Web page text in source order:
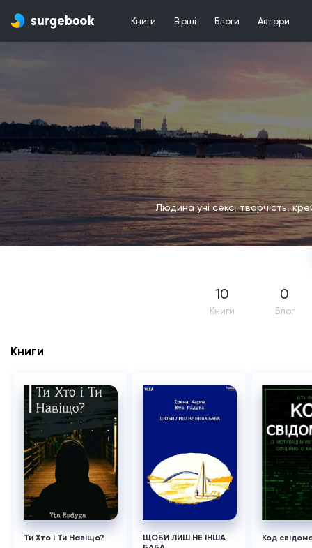
Книги Вірші Блоги Автори
Людина уні секс, творчість,
10
Книги
0
Блог
Книги
Ти Хто і Ти Навіщо?
ЩОБИ ЛИШ НЕ ІНША
Код